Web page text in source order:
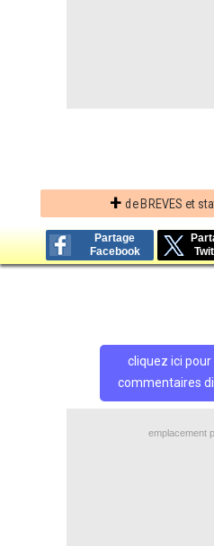
+ de BREVES et
Partage
Facebook
cliquez ici
commentaires
emplacement